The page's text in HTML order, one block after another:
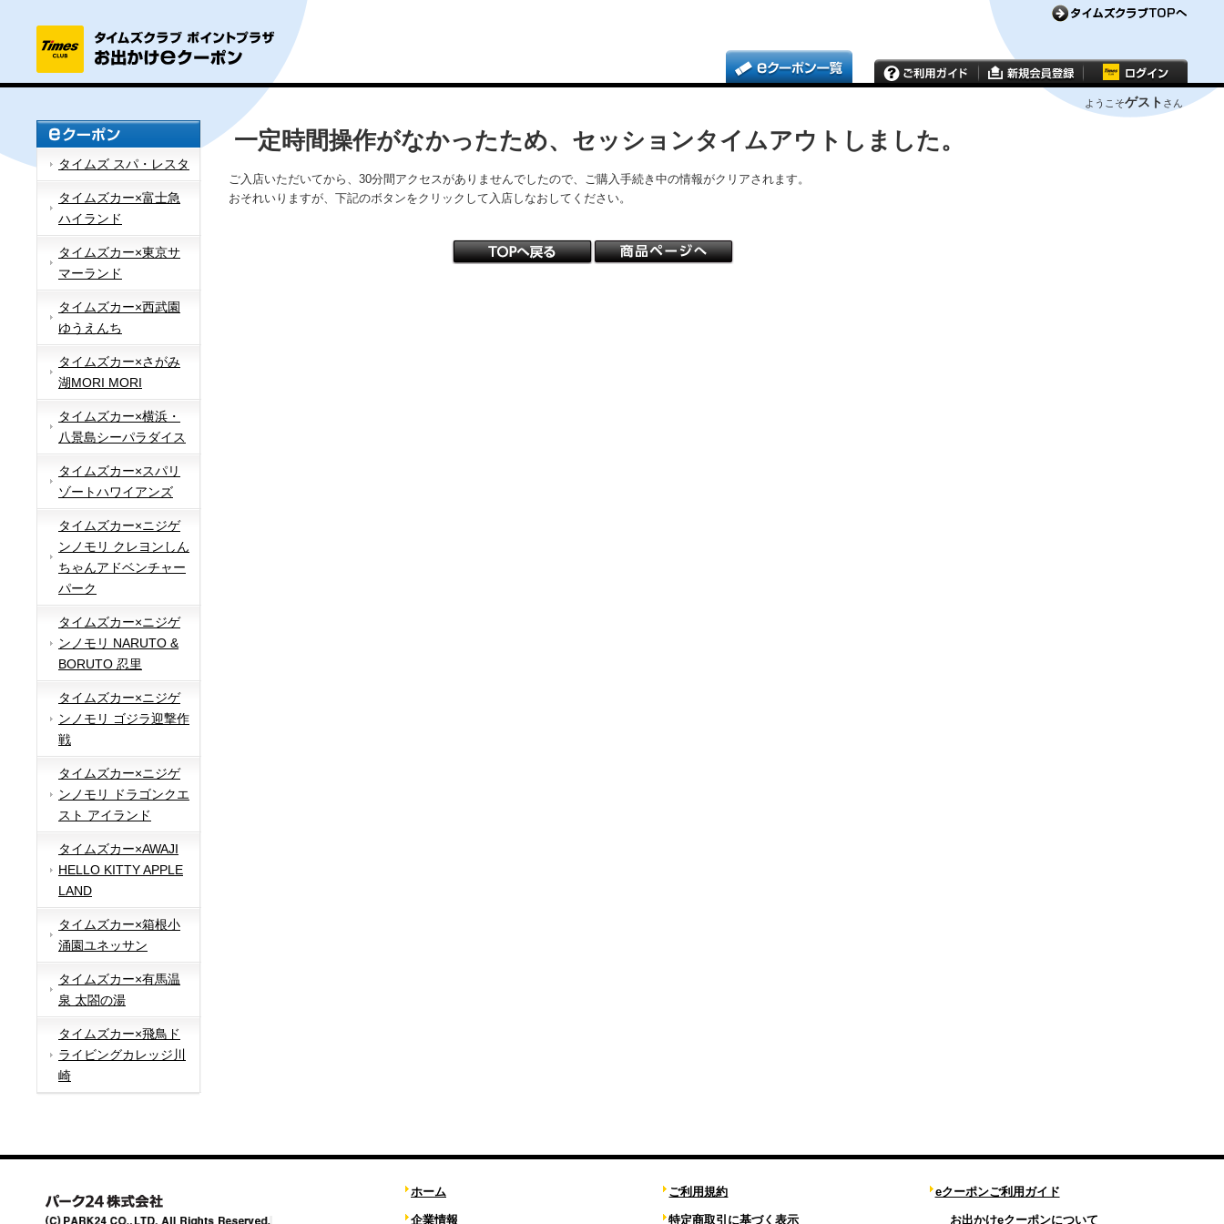
ようこそゲスト さん
タイムズ スパ・レスタ
タイムズカー×富士急
ハイランド
タイムズカー×東京サ
マーランド
タイムズカー×西武園
ゆうえんち
タイムズカー×さがみ
湖MORI MORI
タイムズカー×横浜・
八景島シーパラダイス
タイムズカー×スパリ
ゾートハワイアンズ
タイムズカー×ニジゲ
ンノモリ クレヨンしん
ちゃんアドベンチャー
パーク
タイムズカー×ニジゲ
ンノモリ NARUTO &
BORUTO 忍里
タイムズカー×ニジゲ
ンノモリ ゴジラ迎撃作
戦
タイムズカー×ニジゲ
ンノモリ ドラゴンクエ
スト アイランド
タイムズカー×AWAJI
HELLO KITTY APPLE
LAND
タイムズカー×箱根小
涌園ユネッサン
タイムズカー×有馬温
泉 太閤の湯
タイムズカー×飛鳥ド
ライビングカレッジ川
崎
一定時間操作がなかったため、セッションタイムアウトしました。
ご入店いただいてから、30分間アクセスがありませんでしたので、ご購入手続き中の情報がクリアされます。
おそれいりますが、下記のボタンをクリックして入店しなおしてください。
ホーム
企業情報
ご利用規約
特定商取引に基づく表示
eクーポンご利用ガイド
お出かけeクーポンについて